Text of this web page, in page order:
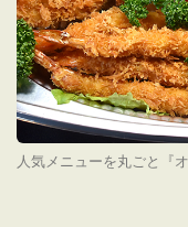
人気メニューを丸ごと『